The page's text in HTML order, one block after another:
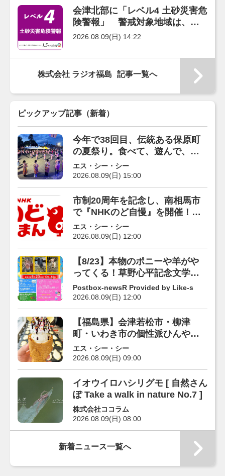
会津北部に「レベル4 土砂災害危
険警報」 警戒対象地域は、北
塩原村（9日14時19分）
2026.08.09(日) 14:22
株式会社 ラジオ福島 記事一覧へ
ピックアップ記事（新着）
今年で38回目、伝統ある保原町
の夏祭り。食べて、遊んで、踊
って楽しもう！
エス・シー・シー
2026.08.09(日) 15:00
市制20周年を記念し、南相馬市
で『NHKのど自慢』を開催！出
場者を募集中
エス・シー・シー
2026.08.09(日) 12:00
【8/23】本物のポニーや羊がや
ってくる！草野心平記念文学館
で「移動動物園」開催
Postbox-newsR Provided by Like-s
2026.08.09(日) 12:00
【福島県】会津若松市・柳津
町・いわき市の個性派ひんやり
スイーツ6選
エス・シー・シー
2026.08.09(日) 09:00
イオウイロハシリグモ [ 自然さん
ぽ Take a walk in nature No.7 ]
株式会社ココラム
2026.08.09(日) 08:00
新着ニュース一覧へ